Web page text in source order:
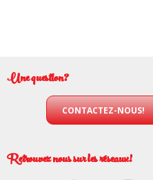
Une question?
CONTACTEZ-NOUS!
Retrouvez nous sur les réseaux!